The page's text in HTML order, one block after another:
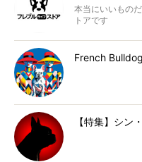
本当にいいもの
トアです
French
【特集】シン